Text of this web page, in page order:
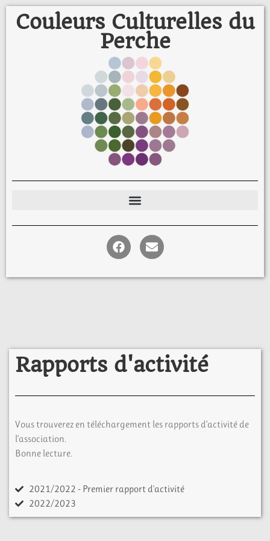
Couleurs Culturelles du
Perche
Rapports d'activité
Vous trouverez en téléchargement les rapports d’activité de
l’association.
Bonne lecture.
2021/2022 - Premier rapport d'activité
2022/2023